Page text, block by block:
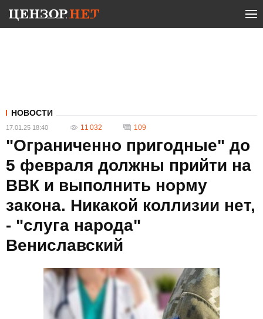
НОВОСТИ
17.01.25 18:40 11 032 109
"Ограниченно пригодные" до
5 февраля должны прийти на
ВВК и выполнить норму
закона. Никакой коллизии нет,
- "слуга народа"
Вениславский